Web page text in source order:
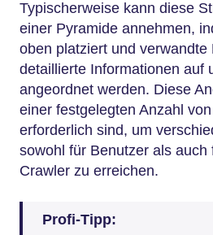
Typischerweise kann diese
einer Pyramide annehmen,
oben platziert und verwandte
detaillierte Informationen auf
angeordnet werden. Diese
einer festgelegten Anzahl
erforderlich sind, um
sowohl für Benutzer als
Crawler zu erreichen.
Profi-Tipp: